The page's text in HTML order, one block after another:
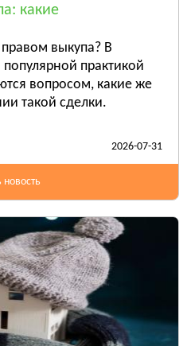
какие
выкупа? В
практикой
вопросом, какие же
такой сделки.
2026-07-31
новость